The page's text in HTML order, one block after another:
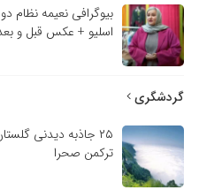
بیوگرافی نعیمه نظام
اسلیو + عکس قبل و
گردشگری
۲۵ جاذبه دیدنی
ترکمن صحرا